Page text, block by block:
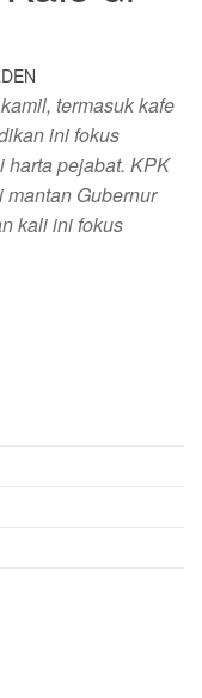
termasuk kafe
ini fokus
harta pejabat. KPK
Gubernur
kali ini fokus